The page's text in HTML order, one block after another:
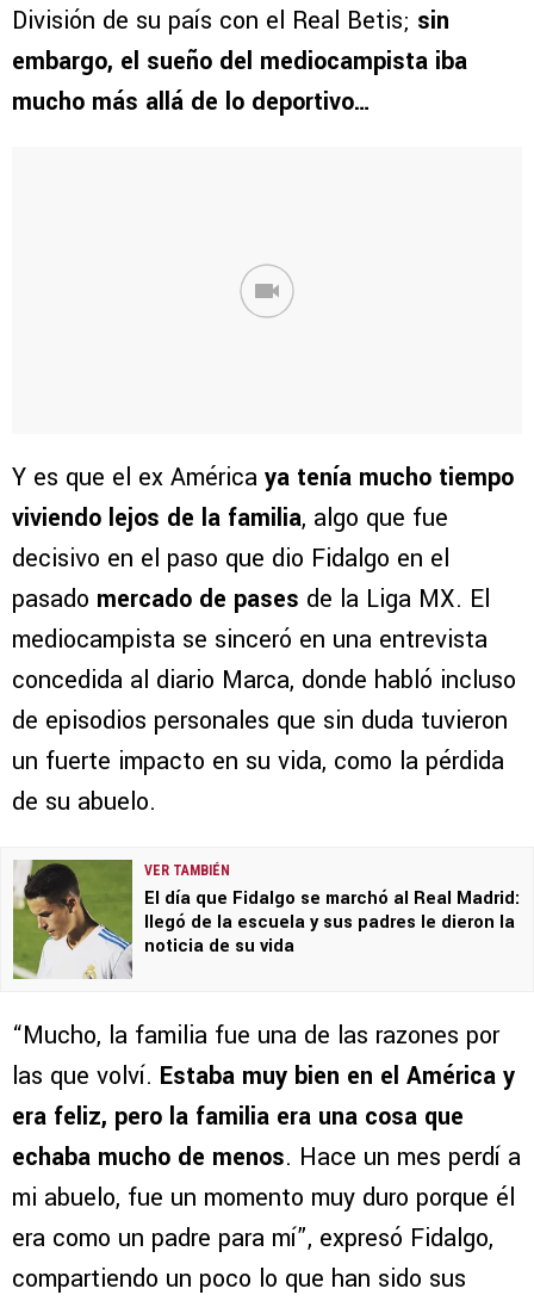
División de su país con el Real Betis; sin
embargo, el sueño del mediocampista iba
mucho más allá de lo deportivo…
Y es que el ex América ya tenía mucho tiempo
viviendo lejos de la familia, algo que fue
decisivo en el paso que dio Fidalgo en el
pasado mercado de pases de la Liga MX. El
mediocampista se sinceró en una entrevista
concedida al diario Marca, donde habló incluso
de episodios personales que sin duda tuvieron
un fuerte impacto en su vida, como la pérdida
de su abuelo.
VER TAMBIÉN
El día que Fidalgo se marchó al Real Madrid:
llegó de la escuela y sus padres le dieron la
noticia de su vida
“Mucho, la familia fue una de las razones por
las que volví. Estaba muy bien en el América y
era feliz, pero la familia era una cosa que
echaba mucho de menos. Hace un mes perdí a
mi abuelo, fue un momento muy duro porque él
era como un padre para mí”, expresó Fidalgo,
compartiendo un poco lo que han sido sus